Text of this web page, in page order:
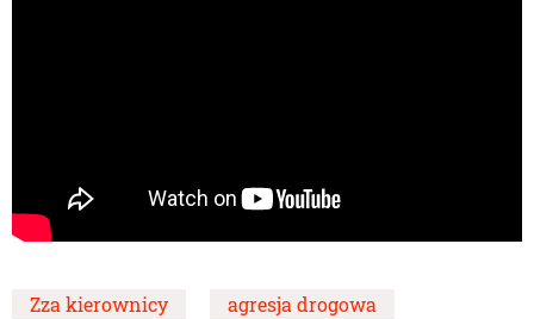
Zza kierownicy agresja drogowa